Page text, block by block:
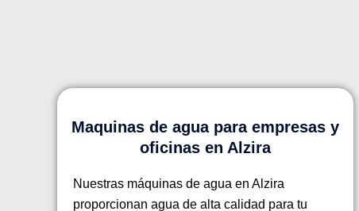
Maquinas de agua para empresas y
oficinas en Alzira
Nuestras máquinas de agua en Alzira
proporcionan agua de alta calidad para tu